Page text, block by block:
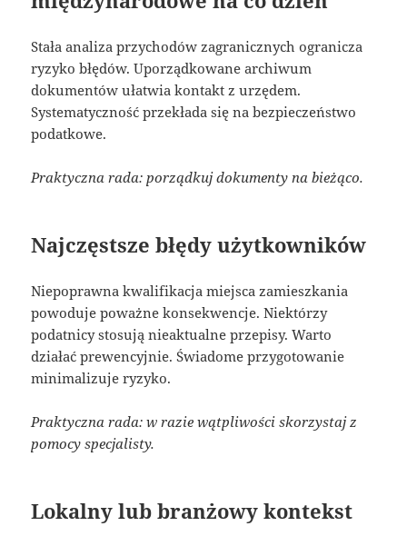
Stała analiza przychodów zagranicznych ogranicza
ryzyko błędów. Uporządkowane archiwum
dokumentów ułatwia kontakt z urzędem.
Systematyczność przekłada się na bezpieczeństwo
podatkowe.
Praktyczna rada: porządkuj dokumenty na bieżąco.
Najczęstsze błędy użytkowników
Niepoprawna kwalifikacja miejsca zamieszkania
powoduje poważne konsekwencje. Niektórzy
podatnicy stosują nieaktualne przepisy. Warto
działać prewencyjnie. Świadome przygotowanie
minimalizuje ryzyko.
Praktyczna rada: w razie wątpliwości skorzystaj z
pomocy specjalisty.
Lokalny lub branżowy kontekst